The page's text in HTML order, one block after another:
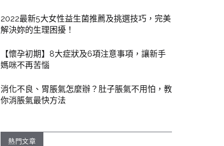
2022最新5大女性益生菌推薦及挑選技巧，完美
解決妳的生理困擾！
【懷孕初期】8大症狀及6項注意事項，讓新手
媽咪不再苦惱
消化不良、胃脹氣怎麼辦？肚子脹氣不用怕，教
你消脹氣最快方法
熱門文章